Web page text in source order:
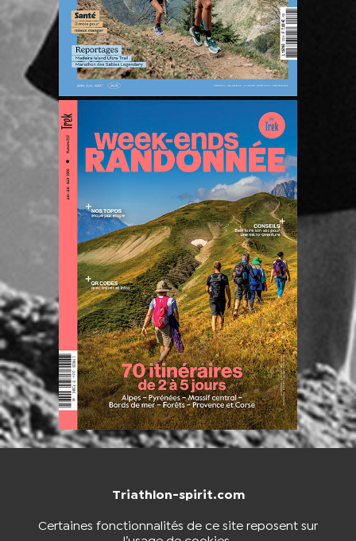
Triathlon-spirit.com
Certaines fonctionnalités de ce site reposent sur
NOUS CONTACTER BOUTIQUE